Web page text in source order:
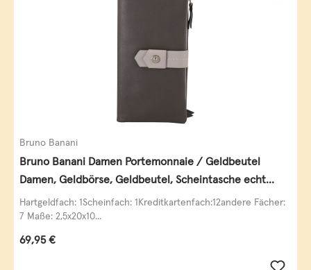
Bruno Banani
Bruno Banani Damen Portemonnaie / Geldbeutel
Damen, Geldbörse, Geldbeutel, Scheintasche echt
Leder
Hartgeldfach: 1Scheinfach: 1Kreditkartenfach:12andere Fächer:
7 Maße: 2,5x20x10...
Regulärer Preis:
69,95 €